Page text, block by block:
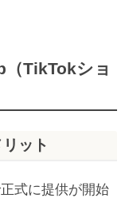
（TikTokショ
ット
式に提供が開始